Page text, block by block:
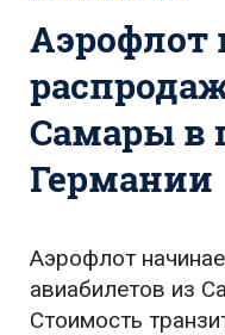
Ремонт Обводного
Набережная
Неделя Тольятти
Аэрофлот
Самары в
Германии
Аэрофлот
авиабилетов из
Стоимость